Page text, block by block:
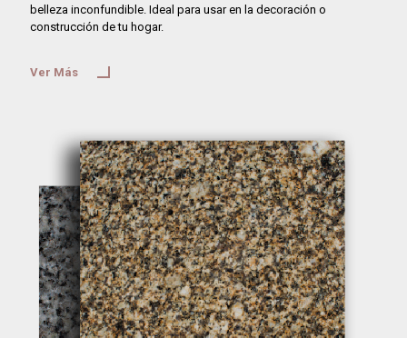
belleza inconfundible. Ideal para usar en la decoración o
construcción de tu hogar.
Ver Más